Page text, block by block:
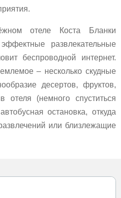
отеле Коста Бланки
развлекательные
беспроводной интернет.
– несколько скудные
десертов, фруктов,
отеля (немного спуститься
остановка, откуда
или близлежащие